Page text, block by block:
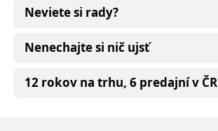
Neviete si rady?
Nenechajte si nič ujsť
12 rokov na trhu, 6 predajní v ČR